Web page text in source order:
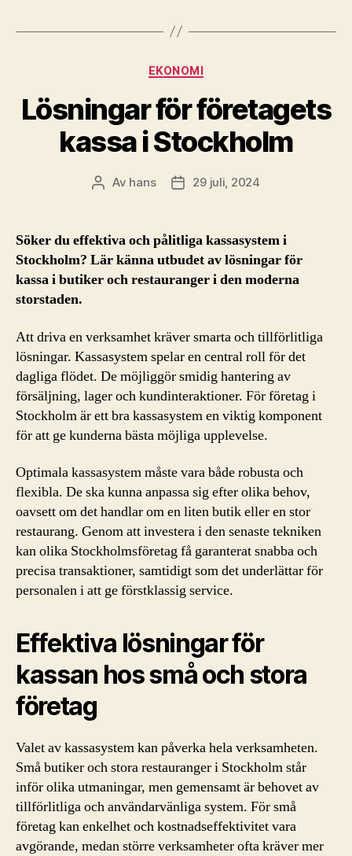
Kategorier
EKONOMI
Lösningar för företagets
kassa i Stockholm
Inläggsförfattare
Av hans Inläggsdatum
29 juli, 2024
Söker du effektiva och pålitliga kassasystem i
Stockholm? Lär känna utbudet av lösningar för
kassa i butiker och restauranger i den moderna
storstaden.
Att driva en verksamhet kräver smarta och tillförlitliga
lösningar. Kassasystem spelar en central roll för det
dagliga flödet. De möjliggör smidig hantering av
försäljning, lager och kundinteraktioner. För företag i
Stockholm är ett bra kassasystem en viktig komponent
för att ge kunderna bästa möjliga upplevelse.
Optimala kassasystem måste vara både robusta och
flexibla. De ska kunna anpassa sig efter olika behov,
oavsett om det handlar om en liten butik eller en stor
restaurang. Genom att investera i den senaste tekniken
kan olika Stockholmsföretag få garanterat snabba och
precisa transaktioner, samtidigt som det underlättar för
personalen i att ge förstklassig service.
Effektiva lösningar för
kassan hos små och stora
företag
Valet av kassasystem kan påverka hela verksamheten.
Små butiker och stora restauranger i Stockholm står
inför olika utmaningar, men gemensamt är behovet av
tillförlitliga och användarvänliga system. För små
företag kan enkelhet och kostnadseffektivitet vara
avgörande, medan större verksamheter ofta kräver mer